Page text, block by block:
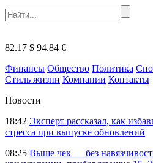
82.17 $ 94.84 €
Финансы Общество Политика
Стиль жизни Компании Контакты
Новости
18:42 Эксперт рассказал, как
стресса при выпуске обновлений
08:25 Выше чек — без